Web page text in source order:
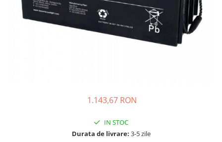
Sisteme de management (BMS)
Redresoare, incarcatoare si testere
1.143,67 RON
IN STOC
Durata de livrare: 3-5 zile